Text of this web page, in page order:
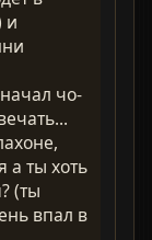
и
чо-
а ты хоть
(ты
впал в